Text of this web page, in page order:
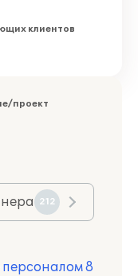
клиентов
проект
212
8